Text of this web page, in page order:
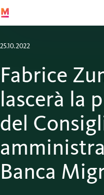
25.10.2022
Fabrice
lascerà la
del
Banca